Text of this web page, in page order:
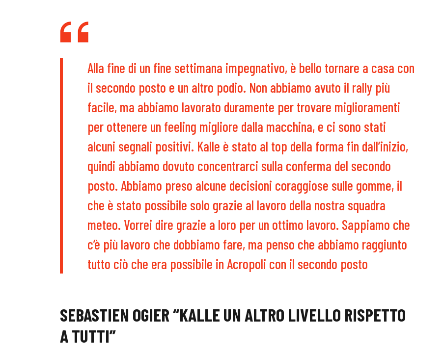
Alla fine di un fine settimana impegnativo, è bello tornare a casa con
il secondo posto e un altro podio. Non abbiamo avuto il rally più
facile, ma abbiamo lavorato duramente per trovare miglioramenti
per ottenere un feeling migliore dalla macchina, e ci sono stati
alcuni segnali positivi. Kalle è stato al top della forma fin dall’inizio,
quindi abbiamo dovuto concentrarci sulla conferma del secondo
posto. Abbiamo preso alcune decisioni coraggiose sulle gomme, il
che è stato possibile solo grazie al lavoro della nostra squadra
meteo. Vorrei dire grazie a loro per un ottimo lavoro. Sappiamo che
c’è più lavoro che dobbiamo fare, ma penso che abbiamo raggiunto
tutto ciò che era possibile in Acropoli con il secondo posto
SEBASTIEN OGIER “KALLE UN ALTRO LIVELLO RISPETTO
A TUTTI”